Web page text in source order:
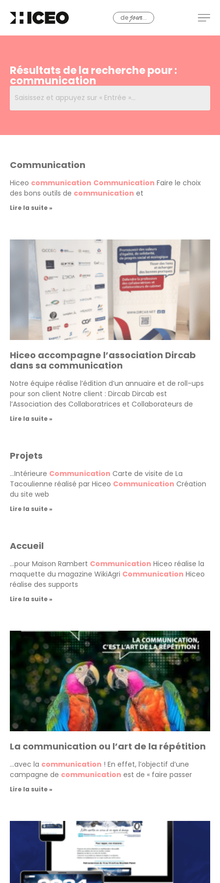
dejour...
Résultats de la recherche pour :
communication
Communication
Hiceo communication Communication Faire le choix
des bons outils de communication et
Lire la suite »
Hiceo accompagne l’association Dircab
dans sa communication
Notre équipe réalise l’édition d’un annuaire et de roll-ups
pour son client Notre client : Dircab Dircab est
l’Association des Collaboratrices et Collaborateurs de
Lire la suite »
Projets
…Intérieure Communication Carte de visite de La
Tacoulienne réalisé par Hiceo Communication Création
du site web
Lire la suite »
Accueil
…pour Maison Rambert Communication Hiceo réalise la
maquette du magazine WikiAgri Communication Hiceo
réalise des supports
Lire la suite »
La communication ou l’art de la répétition
…avec la communication ! En effet, l’objectif d’une
campagne de communication est de « faire passer
Lire la suite »